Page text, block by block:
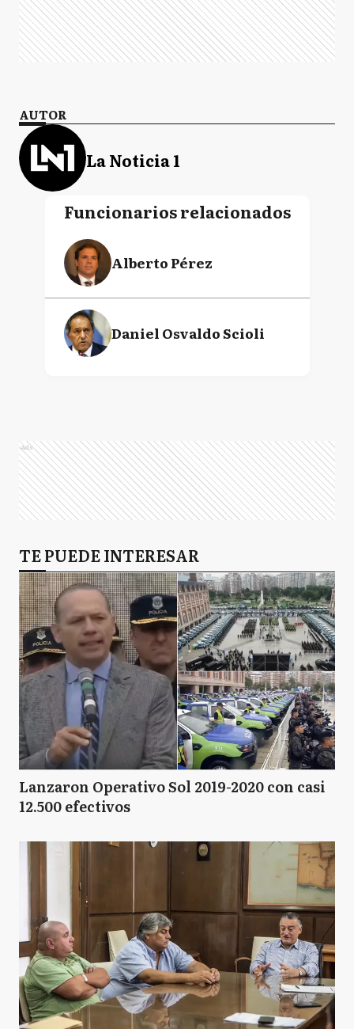
AUTOR
La Noticia 1
Funcionarios relacionados
Alberto Pérez
Daniel Osvaldo Scioli
Ads
TE PUEDE INTERESAR
Lanzaron Operativo Sol 2019-2020 con casi
12.500 efectivos